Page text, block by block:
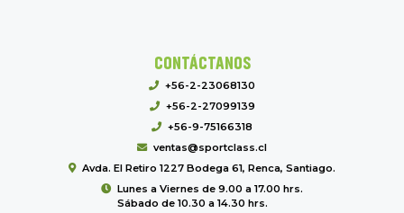
CONTÁCTANOS
+56-2-23068130
+56-2-27099139
+56-9-75166318
ventas@sportclass.cl
Avda. El Retiro 1227 Bodega 61, Renca, Santiago.
Lunes a Viernes de 9.00 a 17.00 hrs.
Sábado de 10.30 a 14.30 hrs.